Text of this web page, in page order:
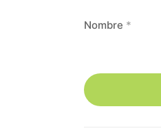
Nombre *